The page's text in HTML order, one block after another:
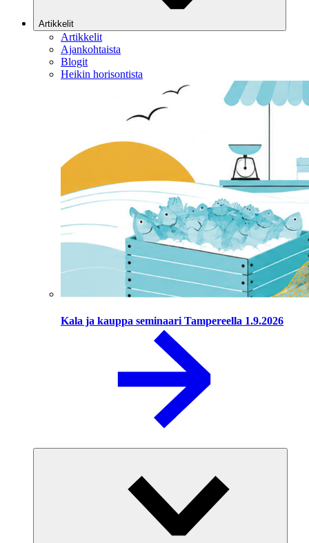
Artikkelit
Artikkelit
Ajankohtaista
Blogit
Heikin horisontista
Kala ja kauppa seminaari Tampereella 1.9.2026